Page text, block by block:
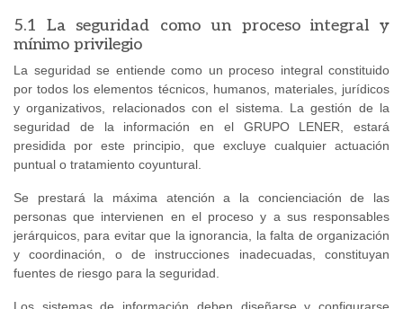
5.1 La seguridad como un proceso integral y
mínimo privilegio
La seguridad se entiende como un proceso integral constituido
por todos los elementos técnicos, humanos, materiales, jurídicos
y organizativos, relacionados con el sistema. La gestión de la
seguridad de la información en el GRUPO LENER, estará
presidida por este principio, que excluye cualquier actuación
puntual o tratamiento coyuntural.
Se prestará la máxima atención a la concienciación de las
personas que intervienen en el proceso y a sus responsables
jerárquicos, para evitar que la ignorancia, la falta de organización
y coordinación, o de instrucciones inadecuadas, constituyan
fuentes de riesgo para la seguridad.
Los sistemas de información deben diseñarse y configurarse